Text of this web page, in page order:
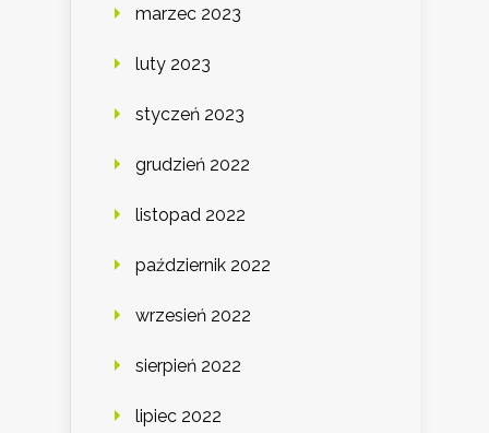
marzec 2023
luty 2023
styczeń 2023
grudzień 2022
listopad 2022
październik 2022
wrzesień 2022
sierpień 2022
lipiec 2022